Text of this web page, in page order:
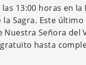
13:00 horas en
Sagra. Este
Señora del
hasta